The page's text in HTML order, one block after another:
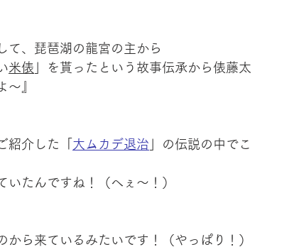
て、琵琶湖の龍宮の主から
米俵 」を貰ったという故事伝承から俵藤太
～』
紹介した「 大ムカデ退治 」の伝説の中でこ
たんですね！（へぇ～！）
から来ているみたいです！（やっぱり！）